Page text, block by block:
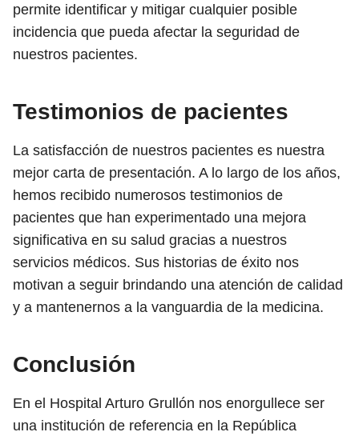
permite identificar y mitigar cualquier posible
incidencia que pueda afectar la seguridad de
nuestros pacientes.
Testimonios de pacientes
La satisfacción de nuestros pacientes es nuestra
mejor carta de presentación. A lo largo de los años,
hemos recibido numerosos testimonios de
pacientes que han experimentado una mejora
significativa en su salud gracias a nuestros
servicios médicos. Sus historias de éxito nos
motivan a seguir brindando una atención de calidad
y a mantenernos a la vanguardia de la medicina.
Conclusión
En el Hospital Arturo Grullón nos enorgullece ser
una institución de referencia en la República